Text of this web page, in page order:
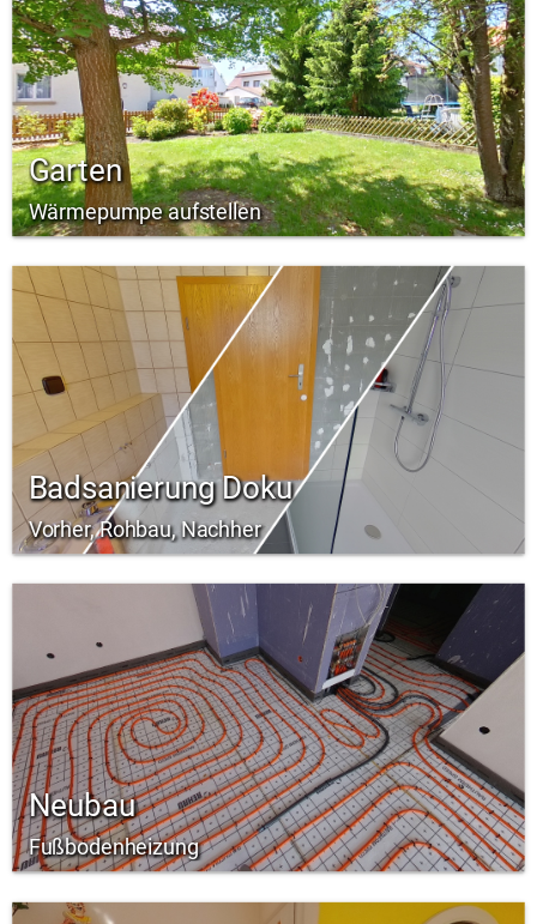
Garten
Wärmepumpe aufstellen
Badsanierung Doku
Vorher, Rohbau, Nachher
Neubau
Fußbodenheizung